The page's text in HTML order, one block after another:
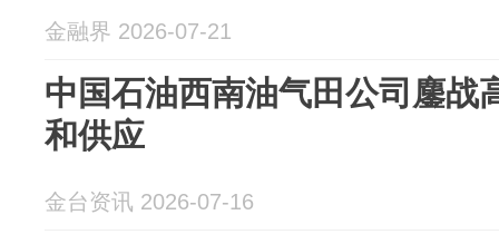
金融界 2026-07-21
中国石油西南油气田公司鏖战
和供应
金台资讯 2026-07-16